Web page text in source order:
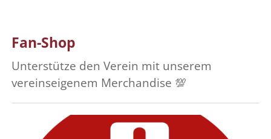
Fan-Shop
Unterstütze den Verein mit unserem
vereinseigenem Merchandise 💯